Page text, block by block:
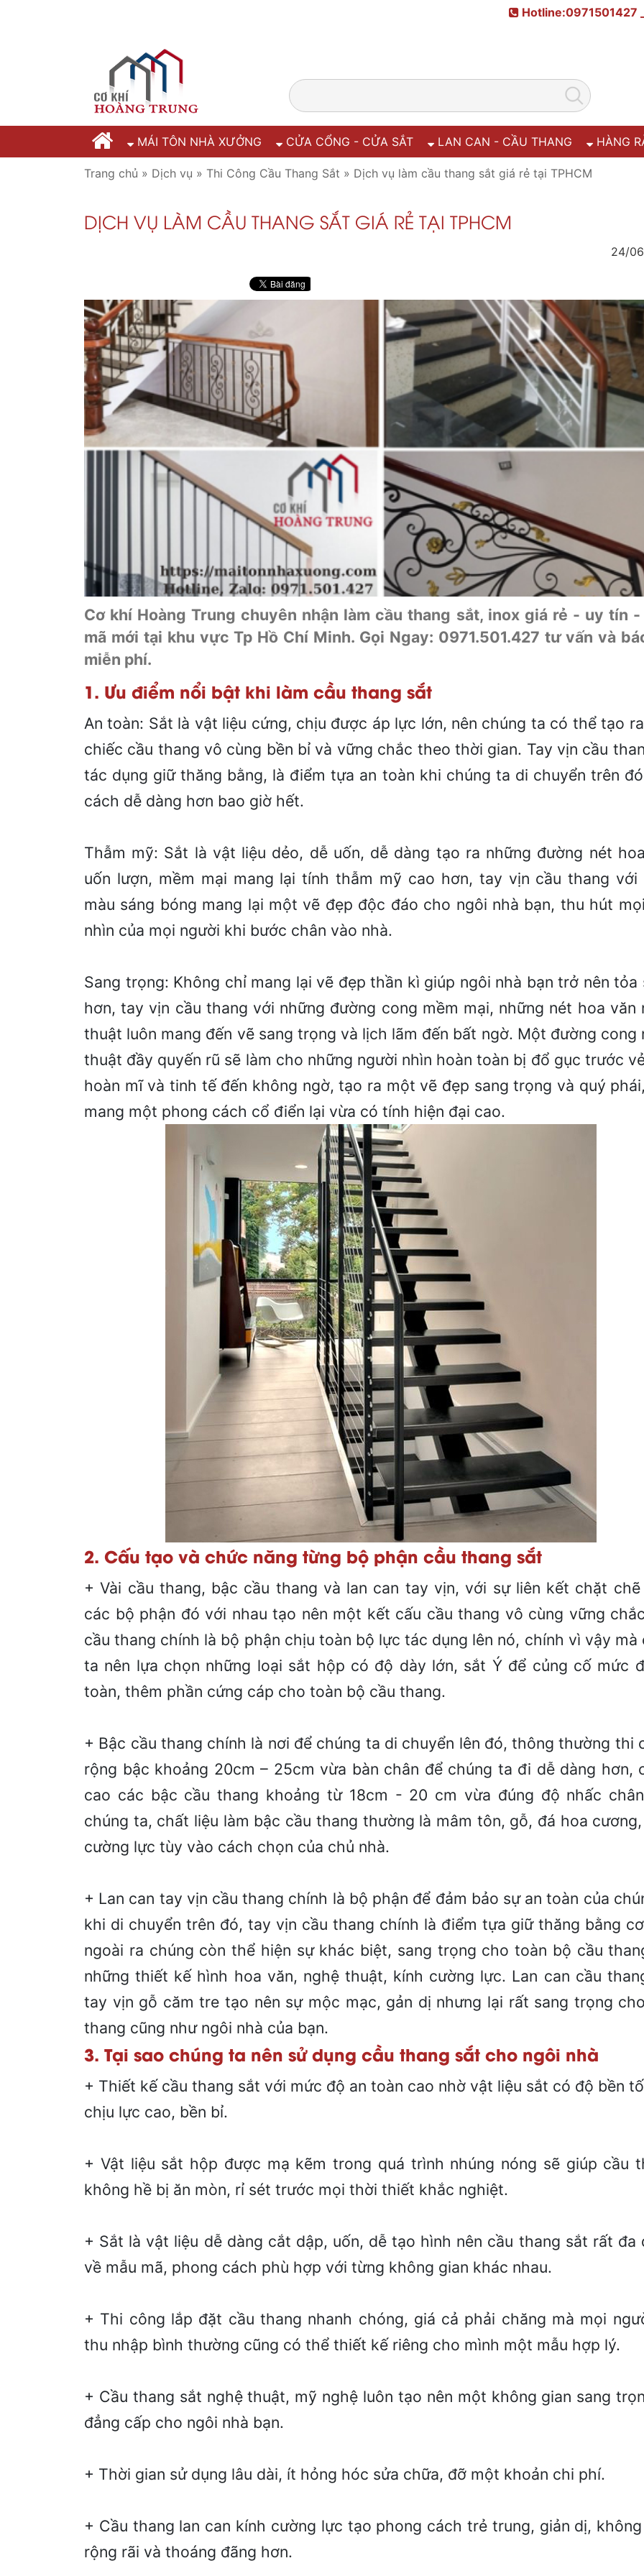
Hotline:0971501427
MÁI TÔN NHÀ XƯỞNG CỬA CỔNG - CỬA SẮT LAN CAN - CẦU THANG HÀNG
Trang chủ » Dịch vụ » Thi Công Cầu Thang Sắt » Dịch vụ làm cầu thang sắt giá rẻ tại TPHCM
DỊCH VỤ LÀM CẦU THANG SẮT GIÁ RẺ TẠI TPHCM
24/
Cơ khí Hoàng Trung chuyên nhận làm cầu thang sắt, inox giá rẻ - uy tín -
mã mới tại khu vực Tp Hồ Chí Minh. Gọi Ngay: 0971.501.427 tư vấn và
miễn phí.
1. Ưu điểm nổi bật khi làm cầu thang sắt
An toàn: Sắt là vật liệu cứng, chịu được áp lực lớn, nên chúng ta có thể tạo
chiếc cầu thang vô cùng bền bỉ và vững chắc theo thời gian. Tay vịn cầu
tác dụng giữ thăng bằng, là điểm tựa an toàn khi chúng ta di chuyển trên
cách dễ dàng hơn bao giờ hết.
Thẫm mỹ: Sắt là vật liệu dẻo, dễ uốn, dễ dàng tạo ra những đường nét
uốn lượn, mềm mại mang lại tính thẫm mỹ cao hơn, tay vịn cầu thang với
màu sáng bóng mang lại một vẽ đẹp độc đáo cho ngôi nhà bạn, thu hút
nhìn của mọi người khi bước chân vào nhà.
Sang trọng: Không chỉ mang lại vẽ đẹp thần kì giúp ngôi nhà bạn trở nên tỏa
hơn, tay vịn cầu thang với những đường cong mềm mại, những nét hoa văn
thuật luôn mang đến vẽ sang trọng và lịch lãm đến bất ngờ. Một đường cong
thuật đầy quyến rũ sẽ làm cho những người nhìn hoàn toàn bị đổ gục trước
hoàn mĩ và tinh tế đến không ngờ, tạo ra một vẽ đẹp sang trọng và quý
mang một phong cách cổ điển lại vừa có tính hiện đại cao.
2. Cấu tạo và chức năng từng bộ phận cầu thang sắt
+ Vài cầu thang, bậc cầu thang và lan can tay vịn, với sự liên kết chặt
các bộ phận đó với nhau tạo nên một kết cấu cầu thang vô cùng vững
cầu thang chính là bộ phận chịu toàn bộ lực tác dụng lên nó, chính vì vậy mà
ta nên lựa chọn những loại sắt hộp có độ dày lớn, sắt Ý để củng cố mức
toàn, thêm phần cứng cáp cho toàn bộ cầu thang.
+ Bậc cầu thang chính là nơi để chúng ta di chuyển lên đó, thông thường thi
rộng bậc khoảng 20cm – 25cm vừa bàn chân để chúng ta đi dễ dàng hơn,
cao các bậc cầu thang khoảng từ 18cm - 20 cm vừa đúng độ nhấc
chúng ta, chất liệu làm bậc cầu thang thường là mâm tôn, gỗ, đá hoa
cường lực tùy vào cách chọn của chủ nhà.
+ Lan can tay vịn cầu thang chính là bộ phận để đảm bảo sự an toàn của
khi di chuyển trên đó, tay vịn cầu thang chính là điểm tựa giữ thăng bằng
ngoài ra chúng còn thể hiện sự khác biệt, sang trọng cho toàn bộ cầu
những thiết kế hình hoa văn, nghệ thuật, kính cường lực. Lan can cầu
tay vịn gỗ căm tre tạo nên sự mộc mạc, gản dị nhưng lại rất sang trọng
thang cũng như ngôi nhà của bạn.
3. Tại sao chúng ta nên sử dụng cầu thang sắt cho ngôi nhà
+ Thiết kế cầu thang sắt với mức độ an toàn cao nhờ vật liệu sắt có độ bền
chịu lực cao, bền bỉ.
+ Vật liệu sắt hộp được mạ kẽm trong quá trình nhúng nóng sẽ giúp cầu
không hề bị ăn mòn, rỉ sét trước mọi thời thiết khắc nghiệt.
+ Sắt là vật liệu dễ dàng cắt dập, uốn, dễ tạo hình nên cầu thang sắt rất đa
về mẫu mã, phong cách phù hợp với từng không gian khác nhau.
+ Thi công lắp đặt cầu thang nhanh chóng, giá cả phải chăng mà mọi
thu nhập bình thường cũng có thể thiết kế riêng cho mình một mẫu hợp lý.
+ Cầu thang sắt nghệ thuật, mỹ nghệ luôn tạo nên một không gian sang
đẳng cấp cho ngôi nhà bạn.
+ Thời gian sử dụng lâu dài, ít hỏng hóc sửa chữa, đỡ một khoản chi phí.
+ Cầu thang lan can kính cường lực tạo phong cách trẻ trung, giản dị,
rộng rãi và thoáng đãng hơn.